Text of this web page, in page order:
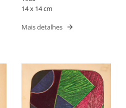
14 x 14 cm
Mais detalhes